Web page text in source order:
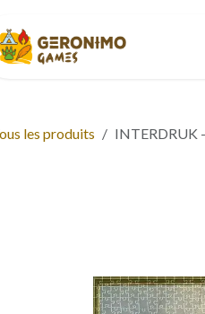
les produits INTERDRUK